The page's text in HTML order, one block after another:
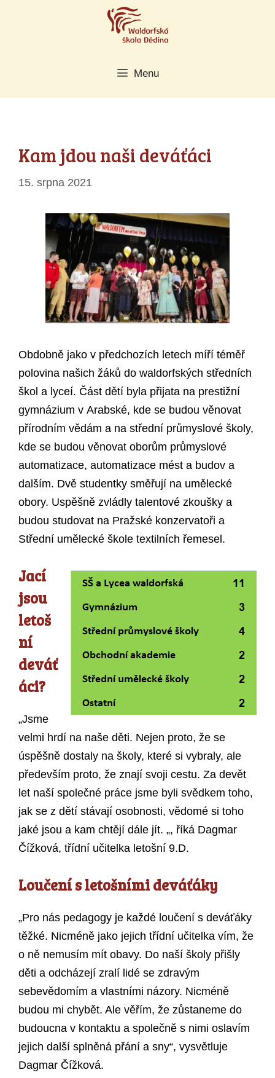
Menu
Kam jdou naši deváťáci
15. srpna 2021
Obdobně jako v předchozích letech míří téměř
polovina našich žáků do waldorfských středních
škol a lyceí. Část dětí byla přijata na prestižní
gymnázium v Arabské, kde se budou věnovat
přírodním vědám a na střední průmyslové školy,
kde se budou věnovat oborům průmyslové
automatizace, automatizace mést a budov a
dalším. Dvě studentky směřují na umělecké
obory. Uspěšně zvládly talentové zkoušky a
budou studovat na Pražské konzervatoři a
Střední umělecké škole textilních řemesel.
Jací
jsou
letoš
ní
deváť
áci?
„Jsme
velmi hrdí na naše děti. Nejen proto, že se
úspěšně dostaly na školy, které si vybraly, ale
především proto, že znají svoji cestu. Za devět
let naší společné práce jsme byli svědkem toho,
jak se z dětí stávají osobnosti, vědomé si toho
jaké jsou a kam chtějí dále jít. „, říká Dagmar
Čížková, třídní učitelka letošní 9.D.
Loučení s letošními deváťáky
„Pro nás pedagogy je každé loučení s deváťáky
těžké. Nicméně jako jejich třídní učitelka vím, že
o ně nemusím mít obavy. Do naší školy přišly
děti a odcházejí zralí lidé se zdravým
sebevědomím a vlastními názory. Nicméně
budou mi chybět. Ale věřím, že zůstaneme do
budoucna v kontaktu a společně s nimi oslavím
jejich další splněná přání a sny“, vysvětluje
Dagmar Čížková.